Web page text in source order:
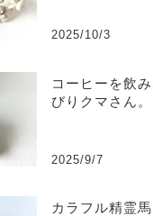
2025/10/3
コーヒーを飲
びりクマさん。
2025/9/7
カラフル精霊